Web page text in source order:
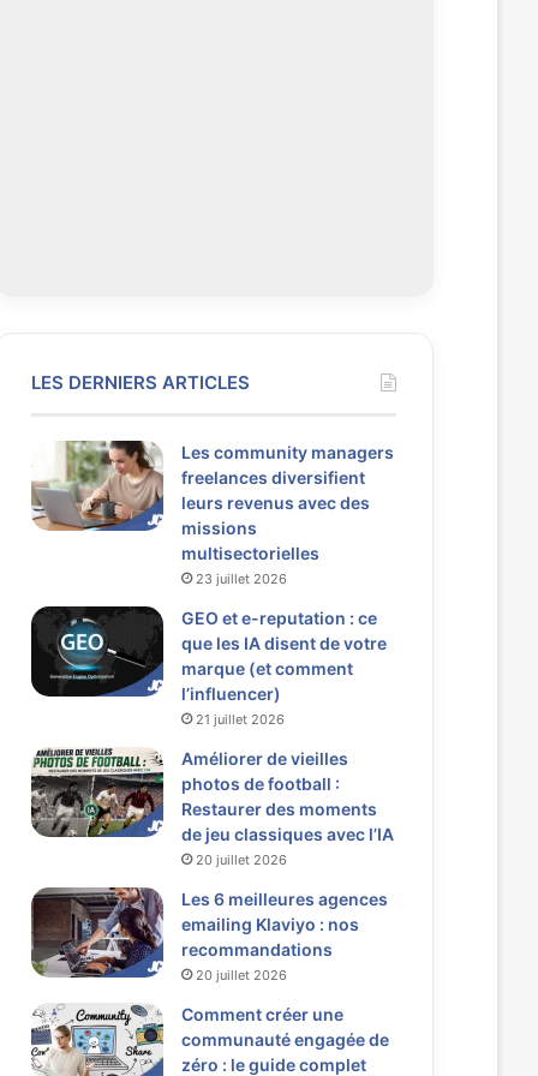
LES DERNIERS ARTICLES
Les community managers
freelances diversifient
leurs revenus avec des
missions
multisectorielles
23 juillet 2026
GEO et e-reputation : ce
que les IA disent de votre
marque (et comment
l’influencer)
21 juillet 2026
Améliorer de vieilles
photos de football :
Restaurer des moments
de jeu classiques avec l’IA
20 juillet 2026
Les 6 meilleures agences
emailing Klaviyo : nos
recommandations
20 juillet 2026
Comment créer une
communauté engagée de
zéro : le guide complet